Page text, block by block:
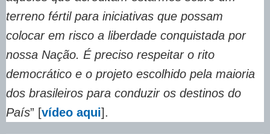
terreno fértil para iniciativas que possam
colocar em risco a liberdade conquistada por
nossa Nação. É preciso respeitar o rito
democrático e o projeto escolhido pela maioria
dos brasileiros para conduzir os destinos do
País” [vídeo aqui].